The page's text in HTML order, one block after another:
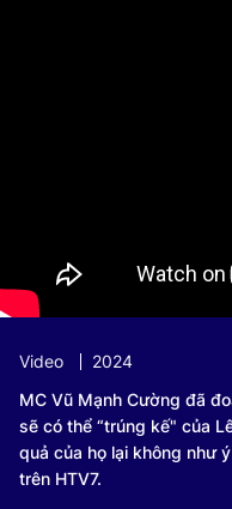
Video
2024
MC Vũ Mạnh Cường đã
sẽ có thể “trúng kế" của
quả của họ lại không như
trên HTV7.